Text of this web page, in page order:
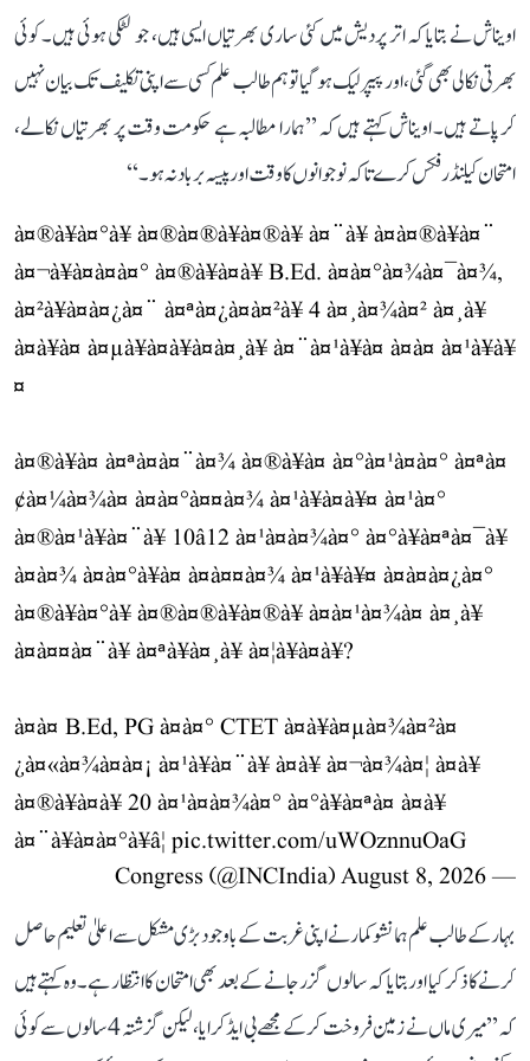
اویناش نے بتایا کہ اتر پردیش میں کئی ساری بھرتیاں ایسی ہیں، جو لٹکی ہوئی ہیں۔ کوئی
بھرتی نکالی بھی گئی، اور پیپر لیک ہو گیا تو ہم طالب علم کسی سے اپنی تکلیف تک بیان نہیں
کر پاتے ہیں۔ اویناش کہتے ہیں کہ ’’ہمارا مطالبہ ہے حکومت وقت پر بھرتیاں نکالے،
امتحان کیلنڈر فکس کرے تاکہ نوجوانوں کا وقت اور پیسہ برباد نہ ہو۔‘‘
à¤®à¥à¤°à¥ à¤®à¤®à¥à¤®à¥ à¤¨à¥ à¤à¤®à¥à¤¨
à¤¬à¥à¤à¤à¤° à¤®à¥à¤à¥ B.Ed. à¤à¤°à¤¾à¤¯à¤¾,
à¤²à¥à¤à¤¿à¤¨ à¤ªà¤¿à¤à¤²à¥ 4 à¤¸à¤¾à¤² à¤¸à¥
à¤à¥à¤ à¤µà¥à¤à¥à¤à¤¸à¥ à¤¨à¤¹à¥à¤ à¤à¤ à¤¹à¥à¥
¤
à¤®à¥à¤ à¤ªà¤à¤¨à¤¾ à¤®à¥à¤ à¤°à¤¹à¤à¤° à¤ªà¤
¢à¤¼à¤¾à¤ à¤à¤°à¤¤à¤¾ à¤¹à¥à¤à¥¤ à¤¹à¤°
à¤®à¤¹à¥à¤¨à¥ 10â12 à¤¹à¤à¤¾à¤° à¤°à¥à¤ªà¤¯à¥
à¤à¤¾ à¤à¤°à¥à¤ à¤à¤¤à¤¾ à¤¹à¥à¥¤ à¤à¤à¤¿à¤°
à¤®à¥à¤°à¥ à¤®à¤®à¥à¤®à¥ à¤à¤¹à¤¾à¤ à¤¸à¥
à¤à¤¤à¤¨à¥ à¤ªà¥à¤¸à¥ à¤¦à¥à¤à¥?
à¤à¤ B.Ed, PG à¤à¤° CTET à¤à¥à¤µà¤¾à¤²à¤
¿à¤«à¤¾à¤à¤¡ à¤¹à¥à¤¨à¥ à¤à¥ à¤¬à¤¾à¤¦ à¤­à¥
à¤®à¥à¤à¥ 20 à¤¹à¤à¤¾à¤° à¤°à¥à¤ªà¤ à¤à¥
à¤¨à¥à¤à¤°à¥â¦ pic.twitter.com/uWOznnuOaG
— Congress (@INCIndia)
August 8, 2026
بہار کے طالب علم ہمانشو کمار نے اپنی غربت کے باوجود بڑی مشکل سے اعلیٰ تعلیم حاصل
کرنے کا ذکر کیا اور بتایا کہ سالوں گزر جانے کے بعد بھی امتحان کا انتظار ہے۔ وہ کہتے ہیں
کہ ’’میری ماں نے زمین فروخت کر کے مجھے بی ایڈ کرایا، لیکن گزشتہ 4 سالوں سے کوئی